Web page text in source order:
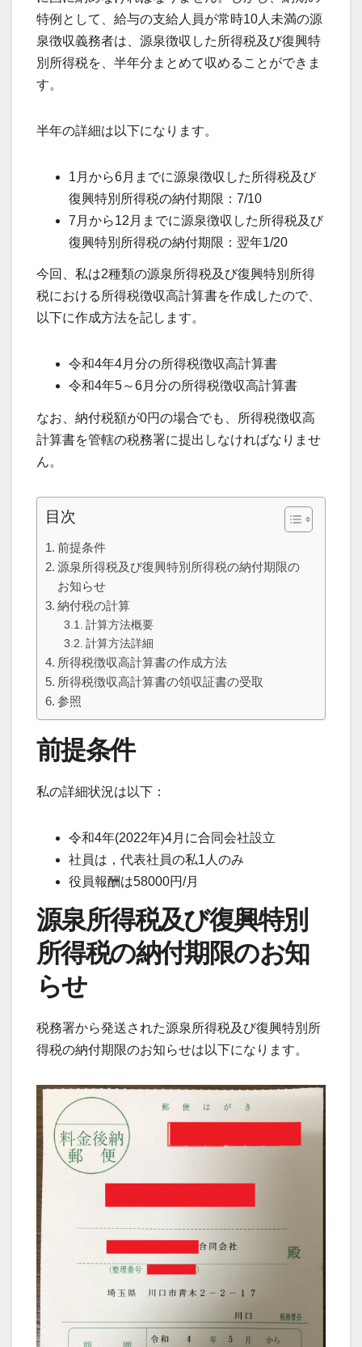
特例として、給与の支給人員が常時10人未満の源
泉徴収義務者は、源泉徴収した所得税及び復興特
別所得税を、半年分まとめて収めることができま
す。
半年の詳細は以下になります。
1月から6月までに源泉徴収した所得税及び
復興特別所得税の納付期限：7/10
7月から12月までに源泉徴収した所得税及び
復興特別所得税の納付期限：翌年1/20
今回、私は2種類の源泉所得税及び復興特別所得
税における所得税徴収高計算書を作成したので、
以下に作成方法を記します。
令和4年4月分の所得税徴収高計算書
令和4年5～6月分の所得税徴収高計算書
なお、納付税額が0円の場合でも、所得税徴収高
計算書を管轄の税務署に提出しなければなりませ
ん。
目次
前提条件
源泉所得税及び復興特別所得税の納付期限の
お知らせ
納付税の計算
計算方法概要
計算方法詳細
所得税徴収高計算書の作成方法
所得税徴収高計算書の領収証書の受取
参照
前提条件
私の詳細状況は以下：
令和4年(2022年)4月に合同会社設立
社員は，代表社員の私1人のみ
役員報酬は58000円/月
源泉所得税及び復興特別
所得税の納付期限のお知
らせ
税務署から発送された源泉所得税及び復興特別所
得税の納付期限のお知らせは以下になります。